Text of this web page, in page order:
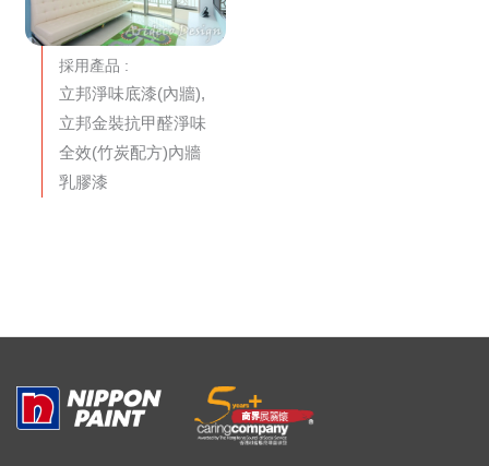
採用產品 :
立邦淨味底漆(內牆),
立邦金裝抗甲醛淨味
全效(竹炭配方)內牆
乳膠漆